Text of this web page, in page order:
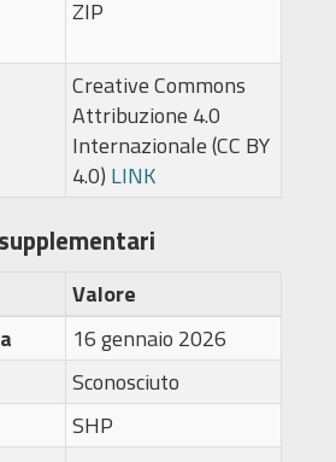
ZIP
Creative Commons
Attribuzione 4.0
Internazionale (CC BY
4.0) LINK
Valore
16 gennaio 2026
Sconosciuto
SHP